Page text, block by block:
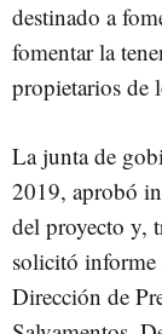
destinado a
fomentar la
propietarios de
La junta de
2019, aprobó
del proyecto y,
solicitó informe
Dirección de